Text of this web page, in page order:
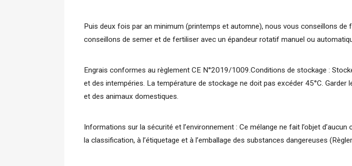
Puis deux fois par an minimum (printemps et automne), nous vous conseillons
conseillons de semer et de fertiliser avec un épandeur rotatif manuel ou
Engrais conformes au règlement CE N°2019/1009.Conditions de stockage :
et des intempéries. La température de stockage ne doit pas excéder 45°C.
et des animaux domestiques.
Informations sur la sécurité et l’environnement : Ce mélange ne fait l’objet
la classification, à l’étiquetage et à l’emballage des substances dangereuses